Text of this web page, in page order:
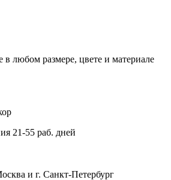
любом размере, цвете и материале
21-55 раб. дней
и г. Санкт-Петербург